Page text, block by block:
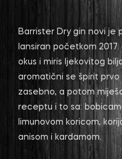
Barrister Dry gin novi je
lansiran početkom
okus i miris ljekovitog
aromatični se špirit
zasebno, a potom
receptu i to sa:
limunovom koricom,
anisom i kardamom.